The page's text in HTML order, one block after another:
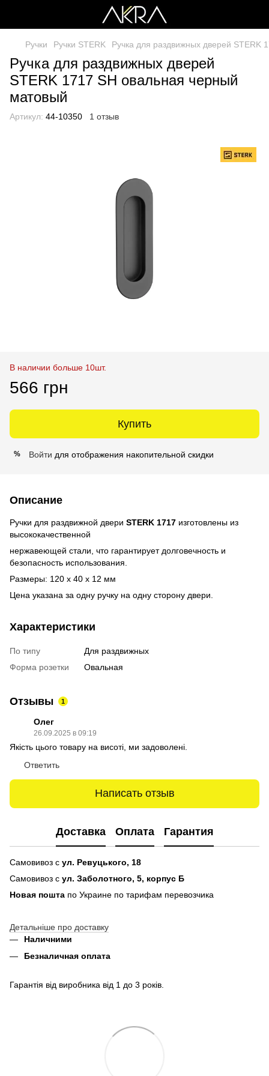
Ручки Ручки STERK Ручка для раздвижных дверей STERK
Ручка для раздвижных дверей
STERK 1717 SH овальная черный
матовый
Артикул: 44-10350 1 отзыв
В наличии больше 10шт.
566 грн
Купить
% Войти для отображения накопительной скидки
Описание
Ручки для раздвижной двери STERK 1717 изготовлены из
высококачественной
нержавеющей стали, что гарантирует долговечность и
безопасность использования.
Размеры: 120 х 40 х 12 мм
Цена указана за одну ручку на одну сторону двери.
Характеристики
По типу
Для раздвижных
Форма розетки
Овальная
Отзывы 1
Олег
26.09.2025 в 09:19
Якість цього товару на висоті, ми задоволені.
Ответить
Написать отзыв
Доставка Оплата Гарантия
Самовивоз с ул. Ревуцького, 18
Самовивоз с ул. Заболотного, 5, корпус Б
Новая пошта по Украине по тарифам перевозчика
Детальніше про доставку
Наличними
Безналичная оплата
Гарантія від виробника від 1 до 3 років.